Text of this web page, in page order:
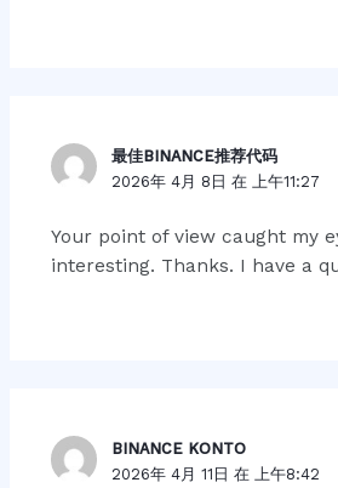
最佳BINANCE推荐代码
2026年 4月 8日 在 上午11:27
Your point of view caught my
interesting. Thanks. I have a
BINANCE KONTO
2026年 4月 11日 在 上午8:42